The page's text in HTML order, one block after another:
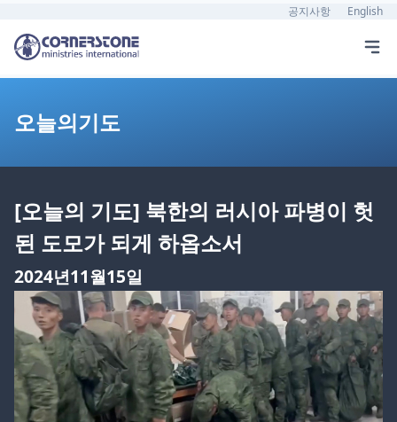
공지사항 English
오늘의기도
[오늘의 기도] 북한의 러시아 파병이 헛
된 도모가 되게 하옵소서
2024년11월15일